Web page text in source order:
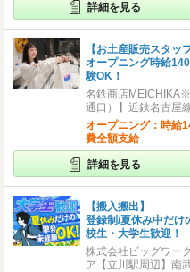
詳細を見る
【お土産販売スタッフ
オープニング時給
験OK！
名鉄商店
通口）】近鉄名古屋
オープニング：時給
費全額支給
詳細を見る
【搬入搬出】
登録制/夏休み中だ
校生・大学生歓迎！
株式会社ビッグワー
ア【立川駅周辺】南